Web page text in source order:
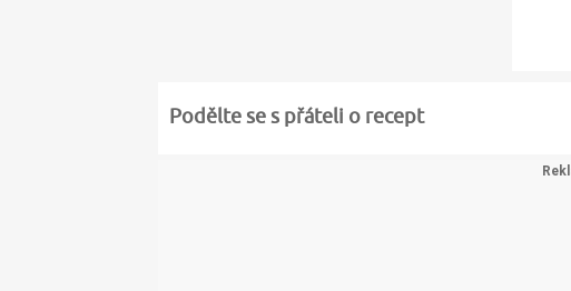
Podělte se s přáteli o recept